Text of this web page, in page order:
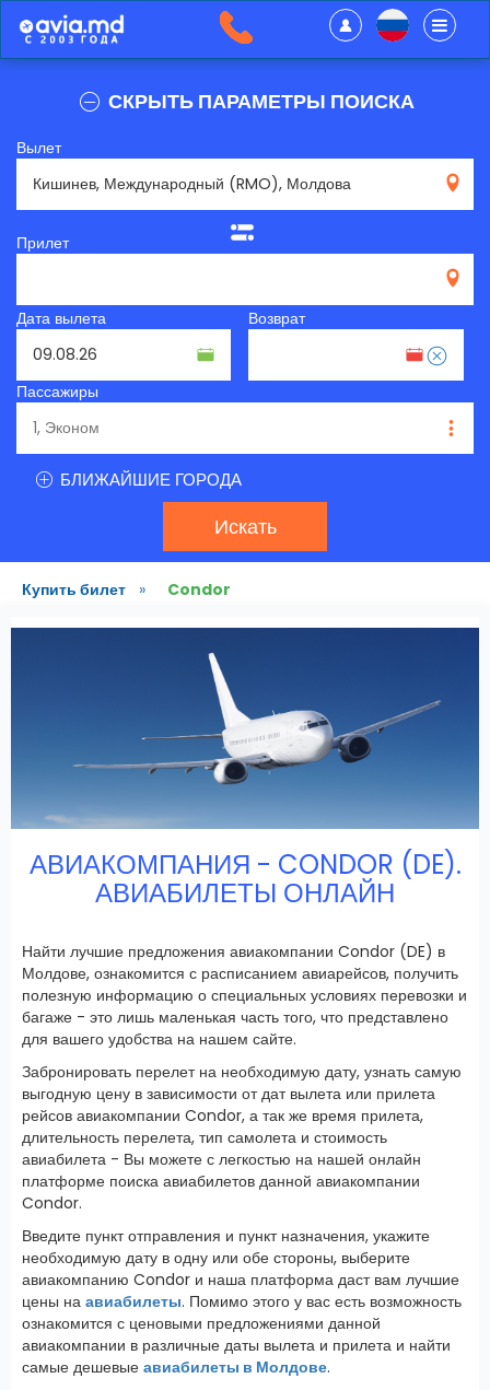
СКРЫТЬ ПАРАМЕТРЫ ПОИСКА
Вылет
Прилет
Дата вылета Возврат
Пассажиры
БЛИЖАЙШИЕ ГОРОДА
Искать
Купить билет » Condor
АВИАКОМПАНИЯ - CONDOR (DE).
АВИАБИЛЕТЫ ОНЛАЙН
Найти лучшие предложения авиакомпании Condor (DE) в
Молдове, ознакомится с расписанием авиарейсов, получить
полезную информацию о специальных условиях перевозки и
багаже - это лишь маленькая часть того, что представлено
для вашего удобства на нашем сайте.
Забронировать перелет на необходимую дату, узнать самую
выгодную цену в зависимости от дат вылета или прилета
рейсов авиакомпании Condor, а так же время прилета,
длительность перелета, тип самолета и стоимость
авиабилета - Вы можете с легкостью на нашей онлайн
платформе поиска авиабилетов данной авиакомпании
Condor.
Введите пункт отправления и пункт назначения, укажите
необходимую дату в одну или обе стороны, выберите
авиакомпанию Condor и наша платформа даст вам лучшие
цены на авиабилеты. Помимо этого у вас есть возможность
ознакомится с ценовыми предложениями данной
авиакомпании в различные даты вылета и прилета и найти
самые дешевые авиабилеты в Молдове.